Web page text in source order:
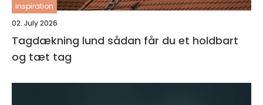
inspiration
02. July 2026
Tagdækning lund sådan får du et holdbart
og tæt tag